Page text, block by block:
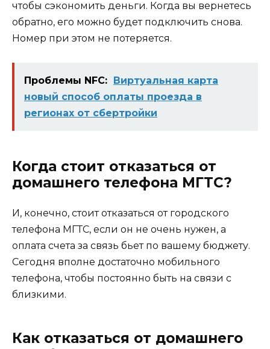
чтобы сэкономить деньги. Когда вы вернетесь
обратно, его можно будет подключить снова.
Номер при этом не потеряется.
Проблемы NFC: Виртуальная карта
новый способ оплаты проезда в
регионах от сбертройки
Когда стоит отказаться от
домашнего телефона МГТС?
И, конечно, стоит отказаться от городского
телефона МГТС, если он не очень нужен, а
оплата счета за связь бьет по вашему бюджету.
Сегодня вполне достаточно мобильного
телефона, чтобы постоянно быть на связи с
близкими.
Как отказаться от домашнего